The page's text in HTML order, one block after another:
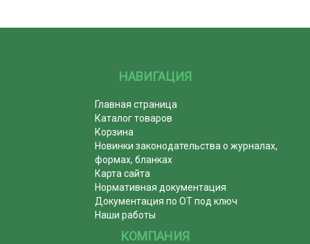
НАВИГАЦИЯ
Главная страница
Каталог товаров
Корзина
Новинки законодательства о журналах,
формах, бланках
Карта сайта
Нормативная документация
Документация по ОТ под ключ
Наши работы
КОМПАНИЯ